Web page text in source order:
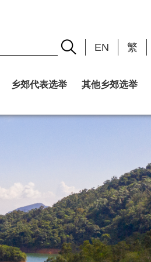
EN 繁
乡郊代表选举 其他乡郊选举